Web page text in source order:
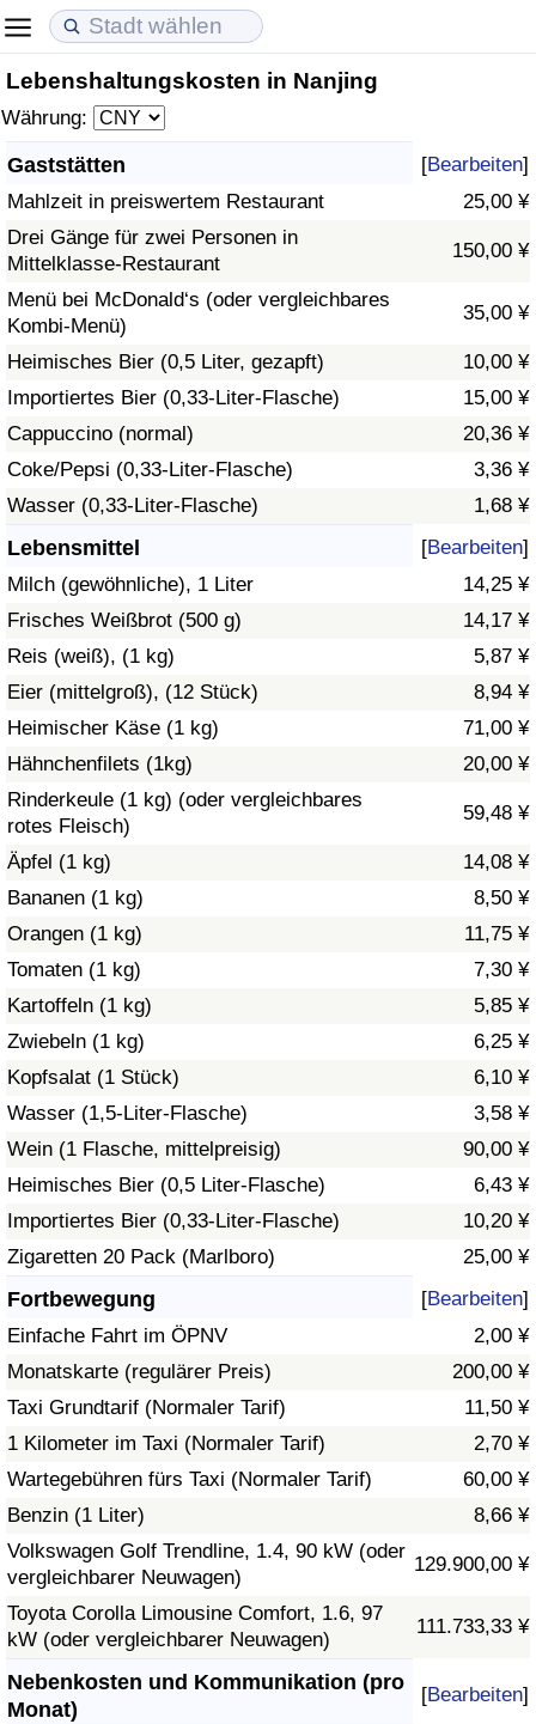
Lebenshaltungskosten in Nanjing
Währung:
Gaststätten [Bearbeiten]
Mahlzeit in preiswertem Restaurant
25,00 ¥
Drei Gänge für zwei Personen in
Mittelklasse-Restaurant
150,00 ¥
Menü bei McDonald‘s (oder vergleichbares
Kombi-Menü)
35,00 ¥
Heimisches Bier (0,5 Liter, gezapft)
10,00 ¥
Importiertes Bier (0,33-Liter-Flasche)
15,00 ¥
Cappuccino (normal)
20,36 ¥
Coke/Pepsi (0,33-Liter-Flasche)
3,36 ¥
Wasser (0,33-Liter-Flasche)
1,68 ¥
Lebensmittel [Bearbeiten]
Milch (gewöhnliche), 1 Liter
14,25 ¥
Frisches Weißbrot (500 g)
14,17 ¥
Reis (weiß), (1 kg)
5,87 ¥
Eier (mittelgroß), (12 Stück)
8,94 ¥
Heimischer Käse (1 kg)
71,00 ¥
Hähnchenfilets (1kg)
20,00 ¥
Rinderkeule (1 kg) (oder vergleichbares
rotes Fleisch)
59,48 ¥
Äpfel (1 kg)
14,08 ¥
Bananen (1 kg)
8,50 ¥
Orangen (1 kg)
11,75 ¥
Tomaten (1 kg)
7,30 ¥
Kartoffeln (1 kg)
5,85 ¥
Zwiebeln (1 kg)
6,25 ¥
Kopfsalat (1 Stück)
6,10 ¥
Wasser (1,5-Liter-Flasche)
3,58 ¥
Wein (1 Flasche, mittelpreisig)
90,00 ¥
Heimisches Bier (0,5 Liter-Flasche)
6,43 ¥
Importiertes Bier (0,33-Liter-Flasche)
10,20 ¥
Zigaretten 20 Pack (Marlboro)
25,00 ¥
Fortbewegung [Bearbeiten]
Einfache Fahrt im ÖPNV
2,00 ¥
Monatskarte (regulärer Preis)
200,00 ¥
Taxi Grundtarif (Normaler Tarif)
11,50 ¥
1 Kilometer im Taxi (Normaler Tarif)
2,70 ¥
Wartegebühren fürs Taxi (Normaler Tarif)
60,00 ¥
Benzin (1 Liter)
8,66 ¥
Volkswagen Golf Trendline, 1.4, 90 kW (oder
vergleichbarer Neuwagen)
129.900,00 ¥
Toyota Corolla Limousine Comfort, 1.6, 97
kW (oder vergleichbarer Neuwagen)
111.733,33 ¥
Nebenkosten und Kommunikation (pro
Monat)
[Bearbeiten]
Lebenshaltungskosten
Lebenshaltungskosten-Index (aktuell)
Lebenshaltungskosten-Index
Lebenshaltungskosten-Index nach Land
in Akaba
Immobilienpreise
Immobilienpreis-Index (aktuell)
Immobilienpreis-Index
Immobilienpreis-Index nach Land
Lebensqualität
Lebensqualität-Index
Lebensqualität-Index (aktuell)
Lebensqualitätsindex nach Land
Kriminalität
Kriminalitäts-Index (aktuell)
Kriminalitäts-Index
Kriminalitätsindex nach Land
Gesundheitsversorgung
Gesundheitsversorgungs-Index (aktuell)
Gesundheitsversorgungs-Index
Gesundheitsversorgungs-Index nach Land
Umweltverschmutzung
Verschmutzungsindex
Umweltverschmutzungs-Index nach Land
Verkehr
Verkehrs-Index
Verkehrs-Index (aktuell)
Verkehrs-Index nach Land